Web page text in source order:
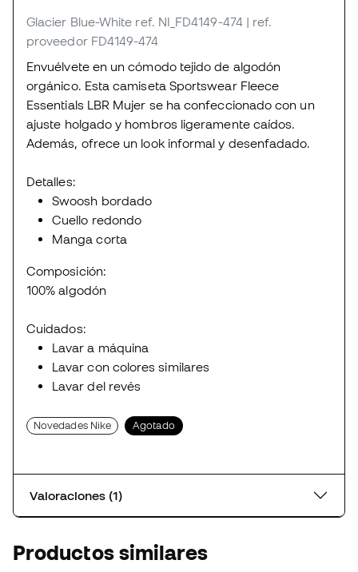
Glacier Blue-White ref. NI_FD4149-474 | ref.
proveedor FD4149-474
Envuélvete en un cómodo tejido de algodón
orgánico. Esta camiseta Sportswear Fleece
Essentials LBR Mujer se ha confeccionado con un
ajuste holgado y hombros ligeramente caídos.
Además, ofrece un look informal y desenfadado.
Detalles:
Swoosh bordado
Cuello redondo
Manga corta
Composición:
100% algodón
Cuidados:
Lavar a máquina
Lavar con colores similares
Lavar del revés
Novedades Nike Agotado
Valoraciones (1)
Productos similares